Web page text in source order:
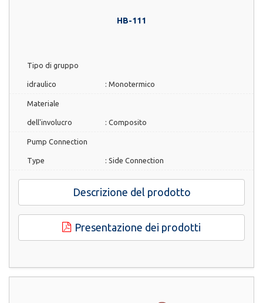
HB-111
Tipo di gruppo
idraulico : Monotermico
Materiale
dell'involucro : Composito
Pump Connection
Type : Side Connection
Descrizione del prodotto
Presentazione dei prodotti